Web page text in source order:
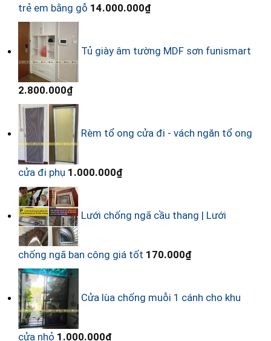
trẻ em bằng gỗ 14.000.000₫
Tủ giày âm tường MDF sơn funismart
2.800.000₫
Rèm tổ ong cửa đi - vách ngăn tổ ong
cửa đi phụ 1.000.000₫
Lưới chống ngã cầu thang | Lưới
chống ngã ban công giá tốt 170.000₫
Cửa lùa chống muỗi 1 cánh cho khu
cửa nhỏ 1.000.000₫